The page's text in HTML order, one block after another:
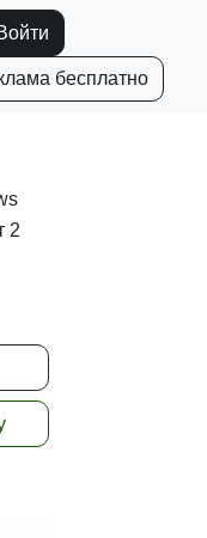
бесплатно
2